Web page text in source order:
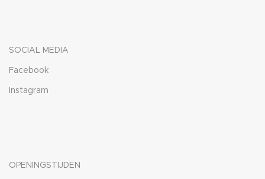
SOCIAL MEDIA
Facebook
Instagram
OPENINGSTIJDEN